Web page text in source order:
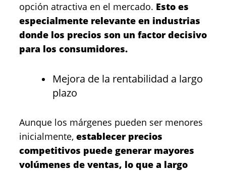
opción atractiva en el mercado. Esto es
especialmente relevante en industrias
donde los precios son un factor decisivo
para los consumidores.
Mejora de la rentabilidad a largo
plazo
Aunque los márgenes pueden ser menores
inicialmente, establecer precios
competitivos puede generar mayores
volúmenes de ventas, lo que a largo